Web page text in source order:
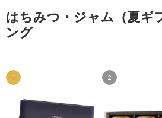
はちみつ・ジャム（夏ギ
ング
1 2